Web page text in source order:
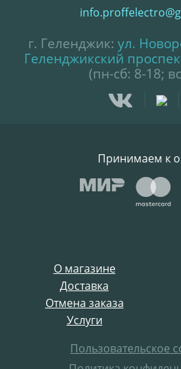
О магазине
Доставка
Отмена заказа
Услуги
Пользовательское
г. Геленджик: ул.
Геленджикский
(пн-сб: 8-18;
Принимаем к